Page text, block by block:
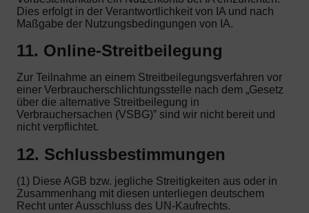
Dies erfolgt in der Verantwortlichkeit von IA und nach
Maßgabe der Nutzungsbedingungen von IA.
11. Online-Streitbeilegung
Zur Teilnahme an einem Streitbeilegungsverfahren vor
einer Verbraucherschlichtungsstelle nach dem „Gesetz
über die alternative Streitbeilegung in
Verbrauchersachen (VSBG)” sind wir nicht bereit und
nicht verpflichtet.
12. Schlussbestimmungen
(1) Diese AGB bzw. jegliche Streitigkeiten aus oder in
Zusammenhang mit diesen unterliegen deutschem
Recht unter Ausschluss des UN-Kaufrechts.